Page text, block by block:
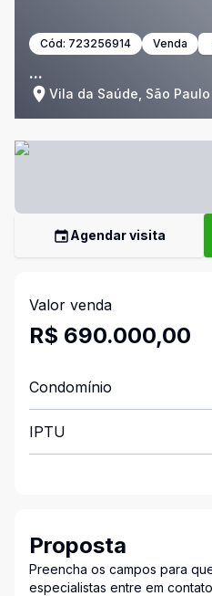
Cód: 723256914 Venda
...
Vila da Saúde, São Paulo
Agendar visita
Valor venda
R$ 690.000,00
Condomínio
IPTU
Proposta
Preencha os campos para
especialistas entre em contato